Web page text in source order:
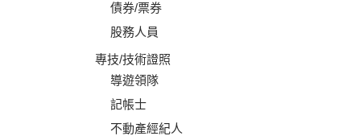
債券/票券
股務人員
專技/技術證照
導遊領隊
記帳士
不動產經紀人